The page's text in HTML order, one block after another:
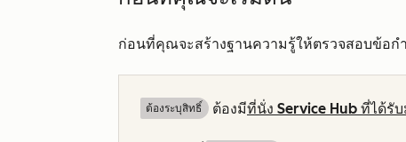
ก่อนที่คุณจะสร้างฐานความรู้ให้ตรวจสอบข้อ
ต้องระบุสิทธิ์ ต้องมีที่นั่ง Service Hub ที่ได้รั